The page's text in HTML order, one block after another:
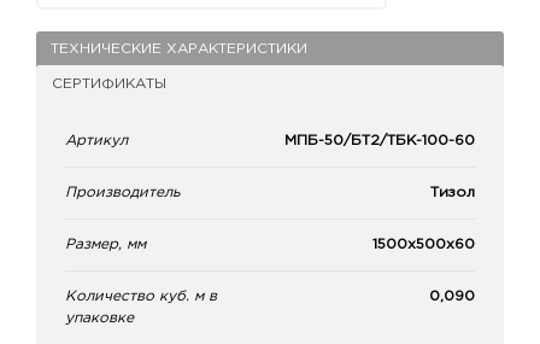
ТЕХНИЧЕСКИЕ ХАРАКТЕРИСТИКИ
СЕРТИФИКАТЫ
Артикул МПБ-50/БТ2/ТБК-100-60
Производитель Тизол
Размер, мм 1500х500х60
Количество куб. м в
упаковке
0,090